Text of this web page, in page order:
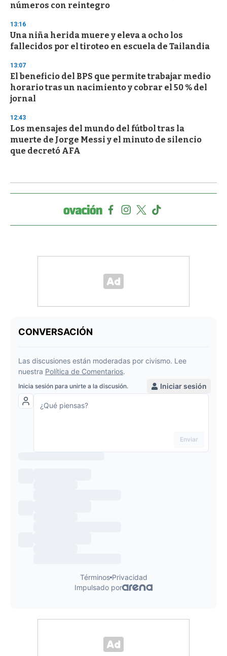
números con reintegro
13:16
Una niña herida muere y eleva a ocho los
fallecidos por el tiroteo en escuela de Tailandia
13:07
El beneficio del BPS que permite trabajar medio
horario tras un nacimiento y cobrar el 50 % del
jornal
12:43
Los mensajes del mundo del fútbol tras la
muerte de Jorge Messi y el minuto de silencio
que decretó AFA